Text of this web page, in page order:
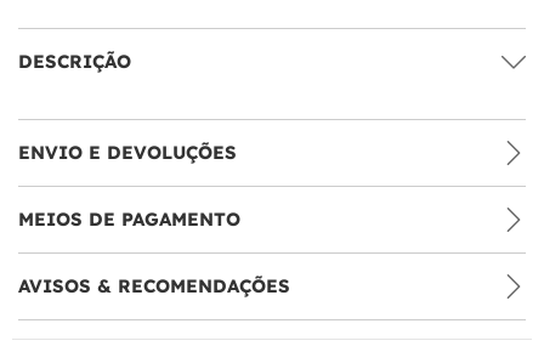
DESCRIÇÃO
ENVIO E DEVOLUÇÕES
MEIOS DE PAGAMENTO
AVISOS & RECOMENDAÇÕES